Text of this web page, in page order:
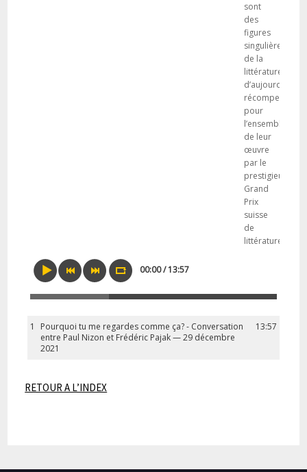
sont
des
figures
singulières
de la
littérature
d’aujourd’hui,
récompensées
pour
l’ensemble
de leur
œuvre
par le
prestigieux
Grand
Prix
suisse
de
littérature.
00:00 / 13:57
1 13:57
Pourquoi tu me regardes comme ça? - Conversation
entre Paul Nizon et Frédéric Pajak — 29 décembre
2021
RETOUR A L’INDEX